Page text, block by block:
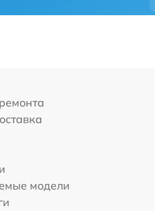
модели